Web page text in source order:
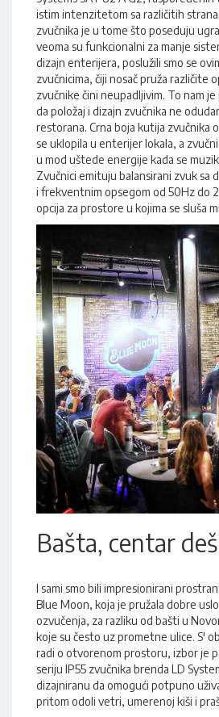
istim intenzitetom sa različitih
zvučnika je u tome što poseduju
veoma su funkcionalni za manje
dizajn enterijera, poslužili smo se
zvučnicima, čiji nosač pruža različite
zvučnike čini neupadljivim. To nam
da položaj i dizajn zvučnika ne
restorana. Crna boja kutija zvučnika
se uklopila u enterijer lokala, a
u mod uštede energije kada se
Zvučnici emituju balansirani zvuk sa
i frekventnim opsegom od 50Hz do
opcija za prostore u kojima se sluša
Bašta, centar
I sami smo bili impresionirani
Blue Moon, koja je pružala dobre
ozvučenja, za razliku od bašti u
koje su često uz prometne ulice. S'
radi o otvorenom prostoru, izbor je
seriju IP55 zvučnika brenda LD
dizajniranu da omogući potpuno
pritom odoli vetri, umerenoj kiši i